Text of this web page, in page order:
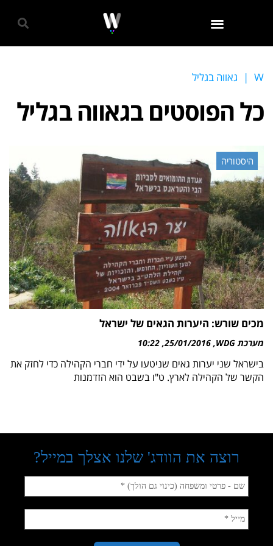
W
| גאווה בגליל
כל הפוסטים בגאווה בגליל
היסטוריה
מכים שורש: היערות הגאים של ישראל
מערכת WDG 25/01/2016
10:22
בישראל שני יערות גאים שניטעו על ידי חברי הקהילה כדי לחזק את
הקשר של הקהילה לארץ. ט"ו בשבט הוא הזדמנות